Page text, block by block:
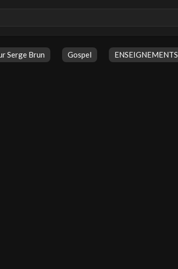
Serge Brun Gospel ENSEIGNEMENTS